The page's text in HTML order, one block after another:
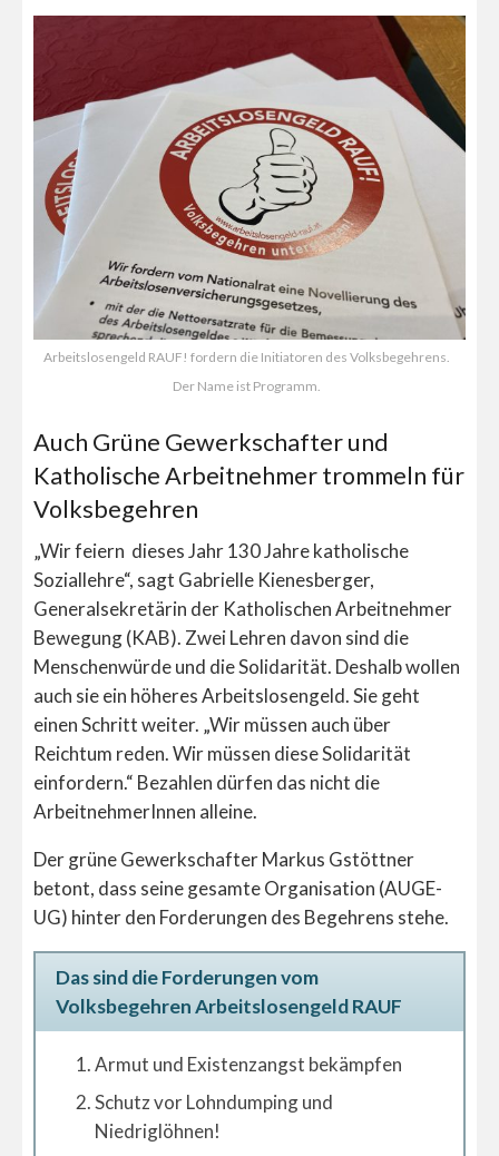
Arbeitslosengeld RAUF! fordern die Initiatoren des Volksbegehrens.
Der Name ist Programm.
Auch Grüne Gewerkschafter und
Katholische Arbeitnehmer trommeln für
Volksbegehren
„Wir feiern dieses Jahr 130 Jahre katholische
Soziallehre“, sagt Gabrielle Kienesberger,
Generalsekretärin der Katholischen Arbeitnehmer
Bewegung (KAB). Zwei Lehren davon sind die
Menschenwürde und die Solidarität. Deshalb wollen
auch sie ein höheres Arbeitslosengeld. Sie geht
einen Schritt weiter. „Wir müssen auch über
Reichtum reden. Wir müssen diese Solidarität
einfordern.“ Bezahlen dürfen das nicht die
ArbeitnehmerInnen alleine.
Der grüne Gewerkschafter Markus Gstöttner
betont, dass seine gesamte Organisation (AUGE-
UG) hinter den Forderungen des Begehrens stehe.
Das sind die Forderungen vom
Volksbegehren Arbeitslosengeld RAUF
Armut und Existenzangst bekämpfen
Schutz vor Lohndumping und
Niedriglöhnen!